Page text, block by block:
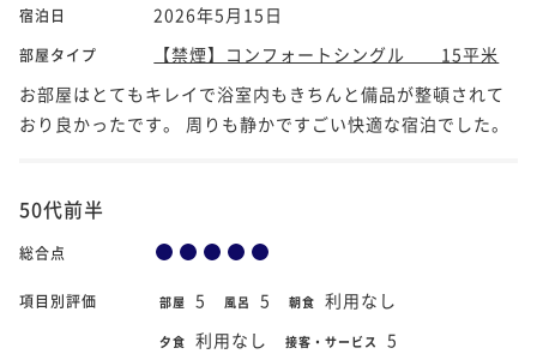
宿泊日 2026年5月15日
部屋タイプ
【禁煙】コンフォートシングル 15平米
お部屋はとてもキレイで浴室内もきちんと備品が整頓されて
おり良かったです。 周りも静かですごい快適な宿泊でした。
50代前半
総合点
項目別評価 部屋 5 風呂 5 朝食 利用なし
夕食 利用なし 接客・サービス 5